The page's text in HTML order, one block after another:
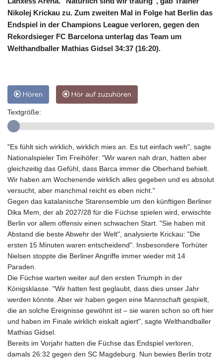
Nikolej Krickau zu. Zum zweiten Mal in Folge hat Berlin das
Endspiel in der Champions League verloren, gegen den
Rekordsieger FC Barcelona unterlag das Team um
Welthandballer Mathias Gidsel 34:37 (16:20).
Hören Hör auf zuzuhören
Textgröße:
"Es fühlt sich wirklich, wirklich mies an. Es tut einfach weh", sagte
Nationalspieler Tim Freihöfer: "Wir waren nah dran, hatten aber
gleichzeitig das Gefühl, dass Barca immer die Oberhand behielt.
Wir haben am Wochenende wirklich alles gegeben und es absolut
versucht, aber manchmal reicht es eben nicht."
Gegen das katalanische Starensemble um den künftigen Berliner
Dika Mem, der ab 2027/28 für die Füchse spielen wird, erwischte
Berlin vor allem offensiv einen schwachen Start. "Sie haben mit
Abstand die beste Abwehr der Welt", analysierte Krickau: "Die
ersten 15 Minuten waren entscheidend". Insbesondere Torhüter
Nielsen stoppte die Berliner Angriffe immer wieder mit 14
Paraden.
Die Füchse warten weiter auf den ersten Triumph in der
Königsklasse. "Wir hatten fest geglaubt, dass dies unser Jahr
werden könnte. Aber wir haben gegen eine Mannschaft gespielt,
die an solche Ereignisse gewöhnt ist – sie waren schon so oft hier
und haben im Finale wirklich eiskalt agiert", sagte Welthandballer
Mathias Gidsel.
Bereits im Vorjahr hatten die Füchse das Endspiel verloren,
damals 26:32 gegen den SC Magdeburg. Nun bewies Berlin trotz